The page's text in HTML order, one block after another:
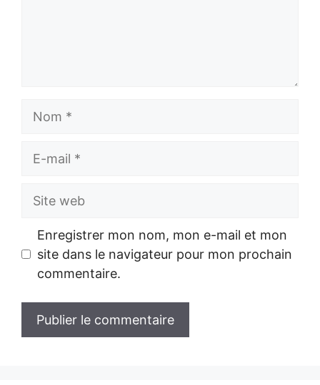
Site
Enregistrer mon nom, mon e-mail et mon
site dans le navigateur pour mon prochain
commentaire.